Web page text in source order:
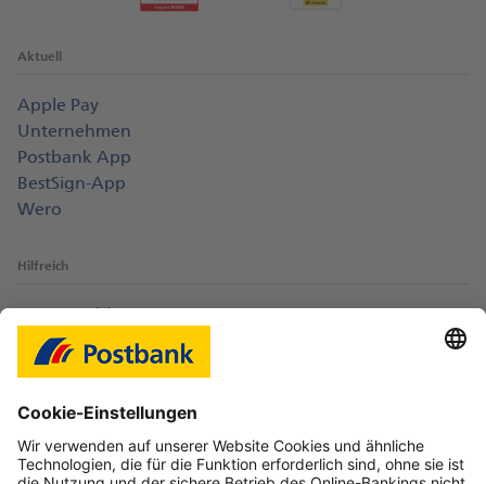
Aktuell
Apple Pay
Unternehmen
Postbank App
BestSign-App
Wero
Hilfreich
Login-Probleme
Karte sperren
Kontakt
myBHW
Interessant